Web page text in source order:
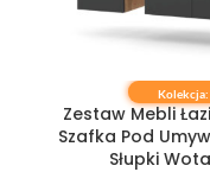
DODAJ DO KOSZYKA
Kolekcja:
Zestaw Mebli
Szafka Pod
Słupki